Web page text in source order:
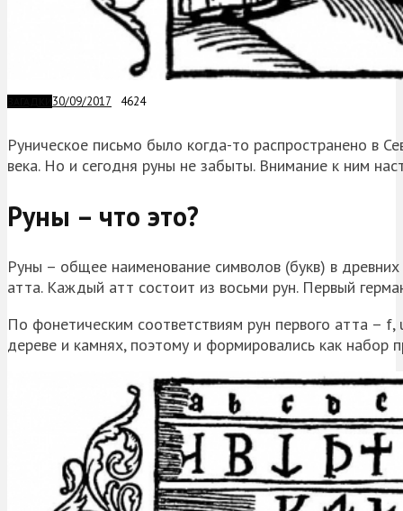
30/09/2017 4624
Руническое письмо было когда-то распространено в
века. Но и сегодня руны не забыты. Внимание к ним
Руны – что это?
Руны – общее наименование символов (букв) в
атта. Каждый атт состоит из восьми рун. Первый
По фонетическим соответствиям рун первого атта – f,
дереве и камнях, поэтому и формировались как